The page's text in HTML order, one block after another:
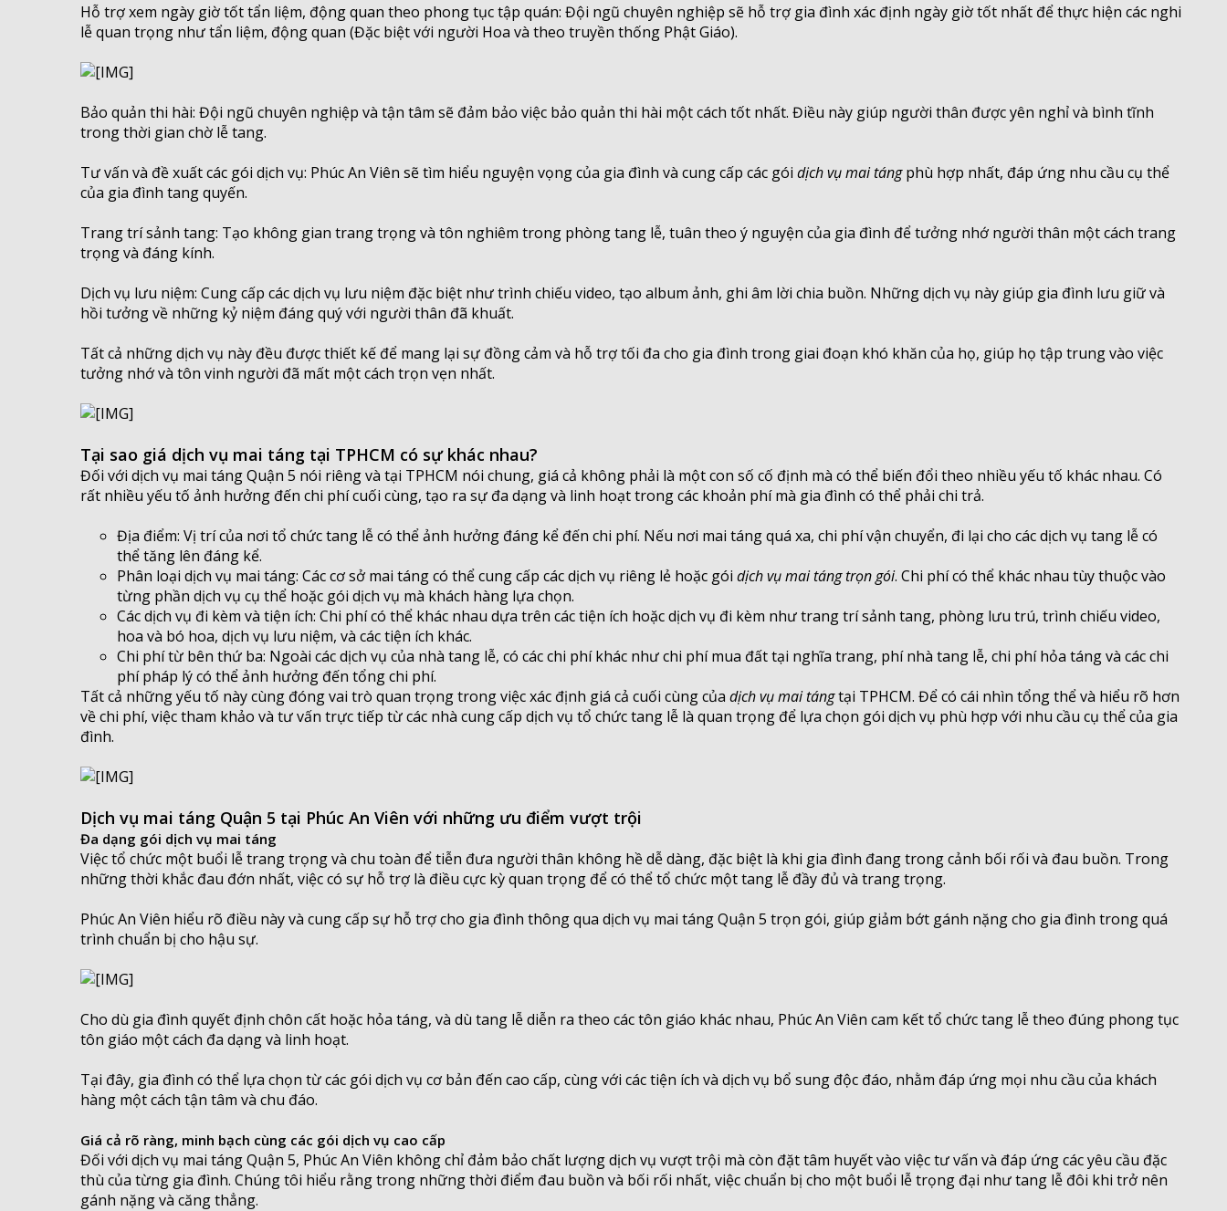
Hỗ trợ xem ngày giờ tốt tẩn liệm, động quan theo phong tục tập quán: Đội ngũ chuyên nghiệp sẽ hỗ trợ gia đình xác định ngày giờ tốt nhất để thực hiện các nghi
lễ quan trọng như tẩn liệm, động quan (Đặc biệt với người Hoa và theo truyền thống Phật Giáo).
Bảo quản thi hài: Đội ngũ chuyên nghiệp và tận tâm sẽ đảm bảo việc bảo quản thi hài một cách tốt nhất. Điều này giúp người thân được yên nghỉ và bình tĩnh
trong thời gian chờ lễ tang.
Tư vấn và đề xuất các gói dịch vụ: Phúc An Viên sẽ tìm hiểu nguyện vọng của gia đình và cung cấp các gói dịch vụ mai tángphù hợp nhất, đáp ứng nhu cầu cụ thể
của gia đình tang quyến.
Trang trí sảnh tang: Tạo không gian trang trọng và tôn nghiêm trong phòng tang lễ, tuân theo ý nguyện của gia đình để tưởng nhớ người thân một cách trang
trọng và đáng kính.
Dịch vụ lưu niệm: Cung cấp các dịch vụ lưu niệm đặc biệt như trình chiếu video, tạo album ảnh, ghi âm lời chia buồn. Những dịch vụ này giúp gia đình lưu giữ và
hồi tưởng về những kỷ niệm đáng quý với người thân đã khuất.
Tất cả những dịch vụ này đều được thiết kế để mang lại sự đồng cảm và hỗ trợ tối đa cho gia đình trong giai đoạn khó khăn của họ, giúp họ tập trung vào việc
tưởng nhớ và tôn vinh người đã mất một cách trọn vẹn nhất.
Tại sao giá dịch vụ mai táng tại TPHCM có sự khác nhau?
Đối với dịch vụ mai táng Quận 5 nói riêng và tại TPHCM nói chung, giá cả không phải là một con số cố định mà có thể biến đổi theo nhiều yếu tố khác nhau. Có
rất nhiều yếu tố ảnh hưởng đến chi phí cuối cùng, tạo ra sự đa dạng và linh hoạt trong các khoản phí mà gia đình có thể phải chi trả.
Địa điểm: Vị trí của nơi tổ chức tang lễ có thể ảnh hưởng đáng kể đến chi phí. Nếu nơi mai táng quá xa, chi phí vận chuyển, đi lại cho các dịch vụ tang lễ có
thể tăng lên đáng kể.
Phân loại dịch vụ mai táng: Các cơ sở mai táng có thể cung cấp các dịch vụ riêng lẻ hoặc gói dịch vụ mai táng trọn gói. Chi phí có thể khác nhau tùy thuộc vào
từng phần dịch vụ cụ thể hoặc gói dịch vụ mà khách hàng lựa chọn.
Các dịch vụ đi kèm và tiện ích: Chi phí có thể khác nhau dựa trên các tiện ích hoặc dịch vụ đi kèm như trang trí sảnh tang, phòng lưu trú, trình chiếu video,
hoa và bó hoa, dịch vụ lưu niệm, và các tiện ích khác.
Chi phí từ bên thứ ba: Ngoài các dịch vụ của nhà tang lễ, có các chi phí khác như chi phí mua đất tại nghĩa trang, phí nhà tang lễ, chi phí hỏa táng và các chi
phí pháp lý có thể ảnh hưởng đến tổng chi phí.
Tất cả những yếu tố này cùng đóng vai trò quan trọng trong việc xác định giá cả cuối cùng của dịch vụ mai tángtại TPHCM. Để có cái nhìn tổng thể và hiểu rõ hơn
về chi phí, việc tham khảo và tư vấn trực tiếp từ các nhà cung cấp dịch vụ tổ chức tang lễ là quan trọng để lựa chọn gói dịch vụ phù hợp với nhu cầu cụ thể của gia
đình.
Dịch vụ mai táng Quận 5 tại Phúc An Viên với những ưu điểm vượt trội
Đa dạng gói dịch vụ mai táng
Việc tổ chức một buổi lễ trang trọng và chu toàn để tiễn đưa người thân không hề dễ dàng, đặc biệt là khi gia đình đang trong cảnh bối rối và đau buồn. Trong
những thời khắc đau đớn nhất, việc có sự hỗ trợ là điều cực kỳ quan trọng để có thể tổ chức một tang lễ đầy đủ và trang trọng.
Phúc An Viên hiểu rõ điều này và cung cấp sự hỗ trợ cho gia đình thông qua dịch vụ mai táng Quận 5 trọn gói, giúp giảm bớt gánh nặng cho gia đình trong quá
trình chuẩn bị cho hậu sự.
Cho dù gia đình quyết định chôn cất hoặc hỏa táng, và dù tang lễ diễn ra theo các tôn giáo khác nhau, Phúc An Viên cam kết tổ chức tang lễ theo đúng phong tục
tôn giáo một cách đa dạng và linh hoạt.
Tại đây, gia đình có thể lựa chọn từ các gói dịch vụ cơ bản đến cao cấp, cùng với các tiện ích và dịch vụ bổ sung độc đáo, nhằm đáp ứng mọi nhu cầu của khách
hàng một cách tận tâm và chu đáo.
Giá cả rõ ràng, minh bạch cùng các gói dịch vụ cao cấp
Đối với dịch vụ mai táng Quận 5, Phúc An Viên không chỉ đảm bảo chất lượng dịch vụ vượt trội mà còn đặt tâm huyết vào việc tư vấn và đáp ứng các yêu cầu đặc
thù của từng gia đình. Chúng tôi hiểu rằng trong những thời điểm đau buồn và bối rối nhất, việc chuẩn bị cho một buổi lễ trọng đại như tang lễ đôi khi trở nên
gánh nặng và căng thẳng.